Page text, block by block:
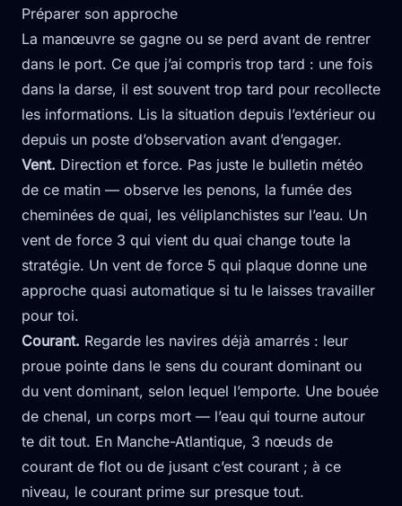
Préparer son approche
La manœuvre se gagne ou se perd avant de rentrer
dans le port. Ce que j’ai compris trop tard : une fois
dans la darse, il est souvent trop tard pour recollecte
les informations. Lis la situation depuis l’extérieur ou
depuis un poste d’observation avant d’engager.
Vent. Direction et force. Pas juste le bulletin météo
de ce matin — observe les penons, la fumée des
cheminées de quai, les véliplanchistes sur l’eau. Un
vent de force 3 qui vient du quai change toute la
stratégie. Un vent de force 5 qui plaque donne une
approche quasi automatique si tu le laisses travailler
pour toi.
Courant. Regarde les navires déjà amarrés : leur
proue pointe dans le sens du courant dominant ou
du vent dominant, selon lequel l’emporte. Une bouée
de chenal, un corps mort — l’eau qui tourne autour
te dit tout. En Manche-Atlantique, 3 nœuds de
courant de flot ou de jusant c’est courant ; à ce
niveau, le courant prime sur presque tout.